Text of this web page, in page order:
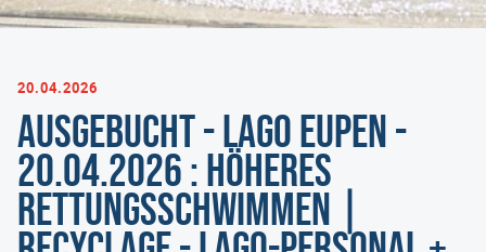
20.04.2026
AUSGEBUCHT - Lago Eupen -
20.04.2026 : Höheres
Rettungsschwimmen |